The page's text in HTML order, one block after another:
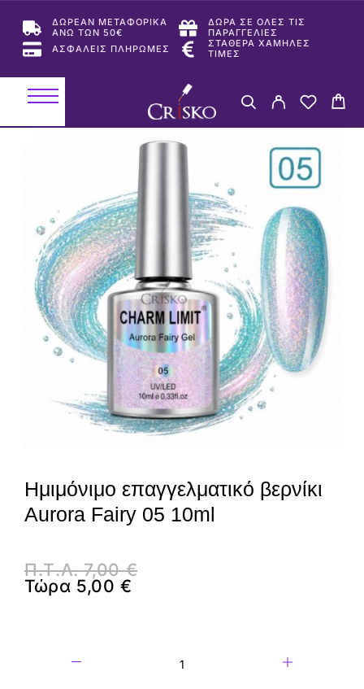
ΔΩΡΕΑΝ ΜΕΤΑΦΟΡΙΚΑ
ΑΝΩ ΤΩΝ 50€
ΔΩΡΑ ΣΕ ΟΛΕΣ ΤΙΣ
ΠΑΡΑΓΓΕΛΙΕΣ
ΑΣΦΑΛΕΙΣ ΠΛΗΡΩΜΕΣ
ΣΤΑΘΕΡΑ ΧΑΜΗΛΕΣ
ΤΙΜΕΣ
Ημιμόνιμο επαγγελματικό βερνίκι
Aurora Fairy 05 10ml
Π.Τ.Λ.7,00€
Τώρα 5,00€